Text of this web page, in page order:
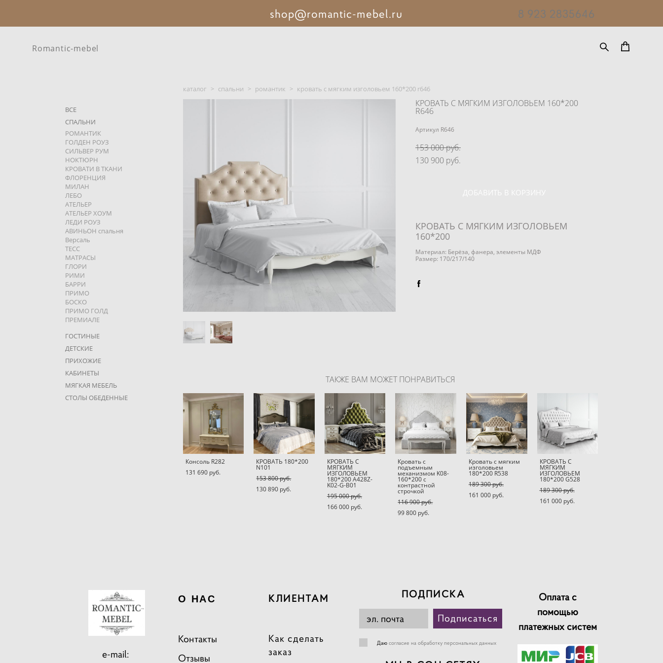
shop@romantic-mebel.ru 8 923 2835646
Romantic-mebel
ВСЕ
СПАЛЬНИ
РОМАНТИК
ГОЛДЕН РОУЗ
СИЛЬВЕР РУМ
НОКТЮРН
КРОВАТИ В ТКАНИ
ФЛОРЕНЦИЯ
МИЛАН
ЛЕБО
АТЕЛЬЕР
АТЕЛЬЕР ХОУМ
ЛЕДИ РОУЗ
АВИНЬОН спальня
Версаль
ТЕСC
МАТРАСЫ
ГЛОРИ
РИМИ
БАРРИ
ПРИМО
БОСКО
ПРИМО ГОЛД
ПРЕМИАЛЕ
ГОСТИНЫЕ
ДЕТСКИЕ
ПРИХОЖИЕ
КАБИНЕТЫ
МЯГКАЯ МЕБЕЛЬ
СТОЛЫ ОБЕДЕННЫЕ
каталог > спальни > романтик > кровать с мягким изголовьем 160*200 r646
КРОВАТЬ С МЯГКИМ ИЗГОЛОВЬЕМ 160*200
R646
Артикул R646
153 000 pуб.
130 900 pуб.
ДОБАВИТЬ В КОРЗИНУ
КРОВАТЬ С МЯГКИМ ИЗГОЛОВЬЕМ
160*200
Материал: Берёза, фанера, элементы МДФ
Размер: 170/217/140
ТАКЖЕ ВАМ МОЖЕТ ПОНРАВИТЬСЯ
Консоль R282
131 690 pуб.
КРОВАТЬ 180*200
N101
153 800 pуб.
130 890 pуб.
КРОВАТЬ С
МЯГКИМ
ИЗГОЛОВЬЕМ
180*200 A428Z-
K02-G-B01
195 000 pуб.
166 000 pуб.
Кровать с
подъемным
механизмом K08-
160*200 с
контрастной
строчкой
116 900 pуб.
99 800 pуб.
Кровать с мягким
изголовьем
180*200 R538
189 300 pуб.
161 000 pуб.
КРОВАТЬ С
МЯГКИМ
ИЗГОЛОВЬЕМ
180*200 G528
189 300 pуб.
161 000 pуб.
e-mail:
О НАС
Контакты
Отзывы
КЛИЕНТАМ
Как сделать
заказ
ПОДПИСКА
Подписаться
Даю согласие на обработку персональных данных
Оплата с
помощью
платежных систем